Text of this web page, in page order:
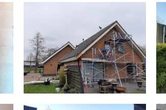
HOUTBOUW WINDSCHERM